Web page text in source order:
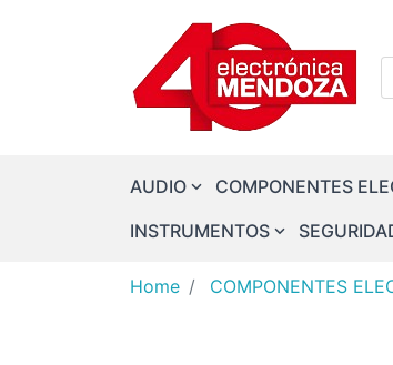
AUDIO COMPONENTES
INSTRUMENTOS
Home COMPONENTES